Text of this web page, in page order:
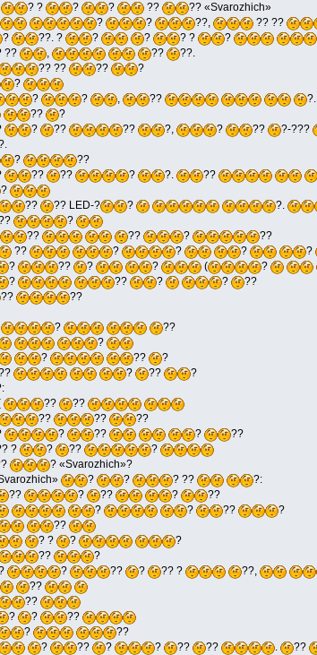
? ? ? ? ??
?? «Svarozhich»
? ? ??, ?? ??
?
??. ? ? ? ? ? ?
??
, ??
??.
?? ?? ??
?
?
?
? , ?? ?.
??
?
? ?? ?? ?, ? ?? ?-???
?
??
?? ?? ? ?. ??
?
?? ?? LED-? ? ?.
?
?? ?? ?
??
?? ? ? ? ?
? ?? ? ? ( ?
? ?? ? ?
??
??
??
?
??
?
? ??
?
? ??
?
??
??
?? ??
??
? ?? ?
??
? ? ??
?
? «Svarozhich»?
? ? ? ??
?:
?? ? ?? ?
??
? ? ??
?
??
? ? ?
?
??
?
? ?? ? ?? ? ??,
??
??
? ?
??
?
??
? ?? ? ? ?? ?? . ??